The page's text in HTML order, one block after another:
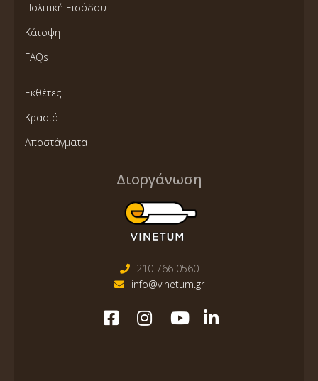
Πολιτική Εισόδου
Κάτοψη
FAQs
Εκθέτες
Κρασιά
Αποστάγματα
Διοργάνωση
210 766 0560
info@vinetum.gr